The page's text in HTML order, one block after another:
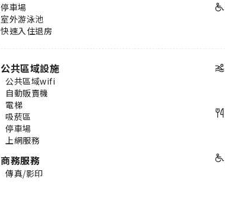
停車場
室外游泳池
快速入住退房
公共區域設施
公共區域wifi
自動販賣機
電梯
吸菸區
停車場
上網服務
商務服務
傳真/影印